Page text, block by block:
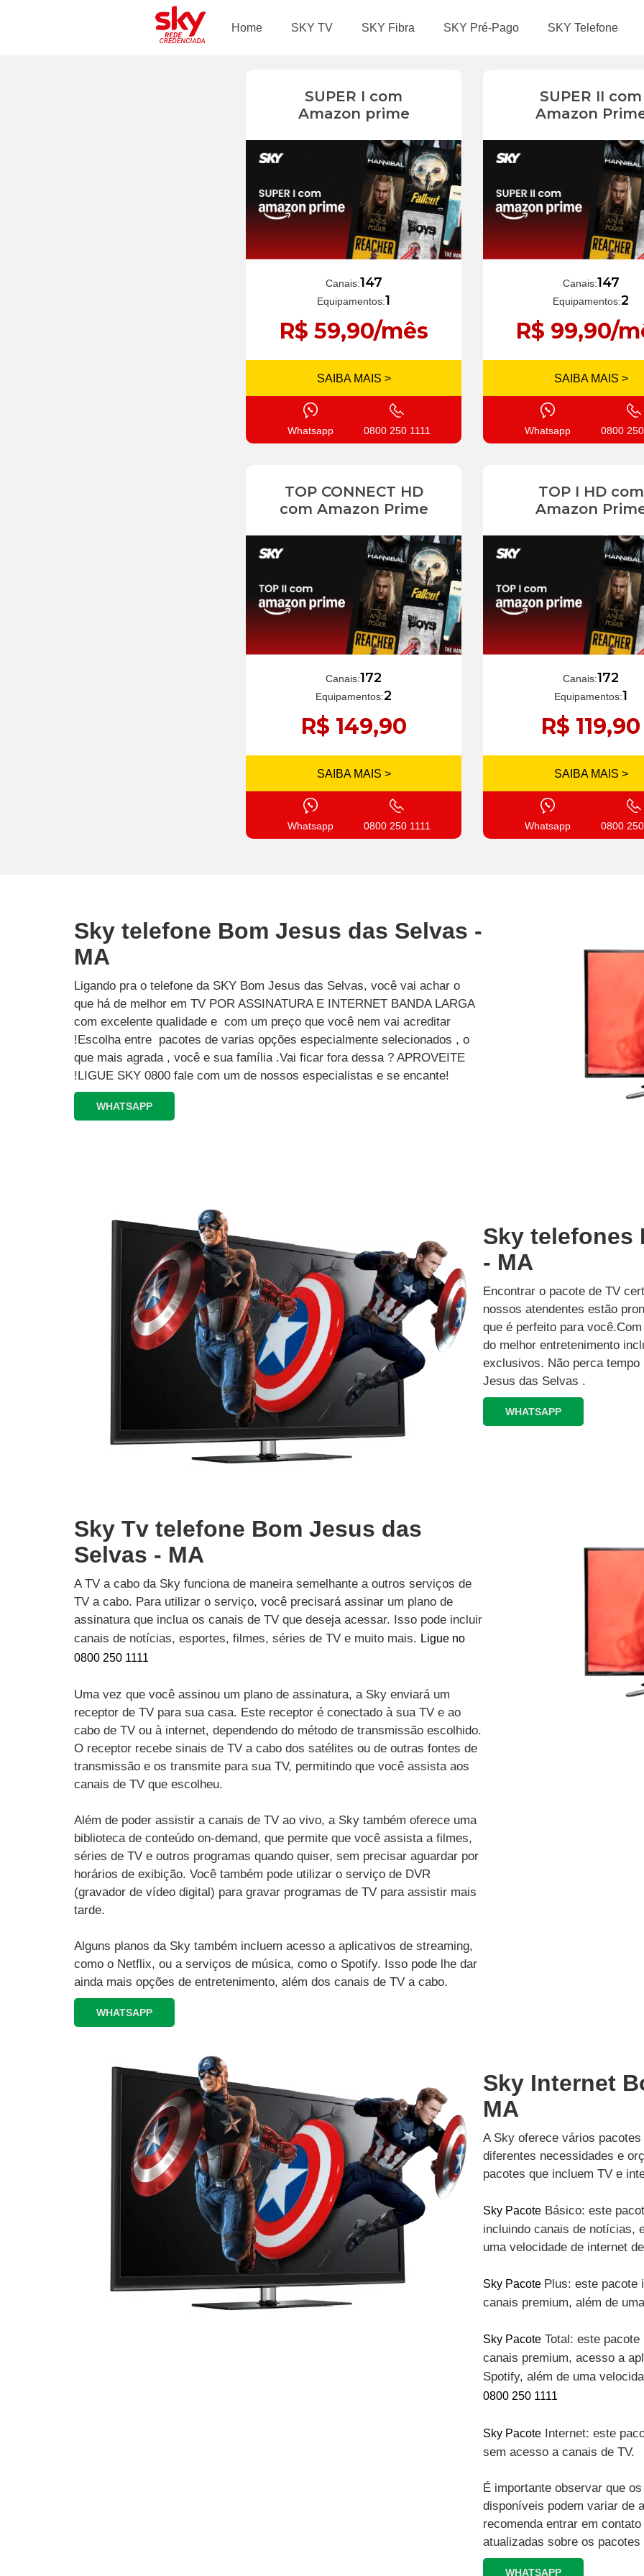
Home SKY TV SKY Fibra SKY Pré-Pago SKY Telefone
SUPER I com
Amazon prime
Canais:147
Equipamentos:1
R$ 59,90/mês
SAIBA MAIS >
Whatsapp 0800 250 1111
SUPER II com
Amazon
Canais:147
Equipamentos:2
R$ 99,90/
SAIBA MAIS >
Whatsapp 0800
TOP CONNECT HD
com Amazon Prime
Canais:172
Equipamentos:2
R$ 149,90
SAIBA MAIS >
Whatsapp 0800 250 1111
TOP I HD com
Amazon
Canais:172
Equipamentos:1
R$ 119,90
SAIBA MAIS >
Whatsapp 0800
Sky telefone Bom Jesus das Selvas -
MA
Ligando pra o telefone da SKY Bom Jesus das Selvas, você vai achar o
que há de melhor em TV POR ASSINATURA E INTERNET BANDA LARGA
com excelente qualidade e com um preço que você nem vai acreditar
!Escolha entre pacotes de varias opções especialmente selecionados , o
que mais agrada , você e sua família .Vai ficar fora dessa ? APROVEITE
!LIGUE SKY 0800 fale com um de nossos especialistas e se encante!
WHATSAPP
Sky telefones
- MA
Encontrar o pacote de TV
nossos atendentes estão
que é perfeito para
do melhor entretenimento
exclusivos.‍ Não perca
Jesus das Selvas .
WHATSAPP
Sky Tv telefone Bom Jesus das
Selvas - MA
A TV a cabo da Sky funciona de maneira semelhante a outros serviços de
TV a cabo. Para utilizar o serviço, você precisará assinar um plano de
assinatura que inclua os canais de TV que deseja acessar. Isso pode incluir
canais de notícias, esportes, filmes, séries de TV e muito mais. Ligue no
0800 250 1111
Uma vez que você assinou um plano de assinatura, a Sky enviará um
receptor de TV para sua casa. Este receptor é conectado à sua TV e ao
cabo de TV ou à internet, dependendo do método de transmissão escolhido.
O receptor recebe sinais de TV a cabo dos satélites ou de outras fontes de
transmissão e os transmite para sua TV, permitindo que você assista aos
canais de TV que escolheu.
Além de poder assistir a canais de TV ao vivo, a Sky também oferece uma
biblioteca de conteúdo on-demand, que permite que você assista a filmes,
séries de TV e outros programas quando quiser, sem precisar aguardar por
horários de exibição. Você também pode utilizar o serviço de DVR
(gravador de vídeo digital) para gravar programas de TV para assistir mais
tarde.
Alguns planos da Sky também incluem acesso a aplicativos de streaming,
como o Netflix, ou a serviços de música, como o Spotify. Isso pode lhe dar
ainda mais opções de entretenimento, além dos canais de TV a cabo.
WHATSAPP
Sky Internet
MA
A Sky oferece vários
diferentes necessidades e
pacotes que incluem TV e
Sky Pacote Básico: este
incluindo canais de notícias,
uma velocidade de internet
Sky Pacote Plus: este pacote
canais premium, além de
Sky Pacote Total: este
canais premium, acesso a
Spotify, além de uma
0800 250 1111
Sky Pacote Internet: este
sem acesso a canais de TV.
É importante observar que
disponíveis podem variar de
recomenda entrar em
atualizadas sobre os
WHATSAPP